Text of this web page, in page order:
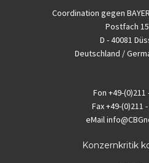
Coordination gegen
Postfach
D - 40081
Deutschland /
Fon +49-(0)211
Fax+49-(0)211
eMail
Konzernkritik